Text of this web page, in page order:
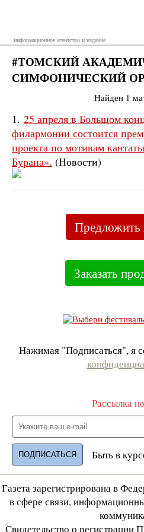
информационное агентство и издание
#ТОМСКИЙ
СИМФОНИЧЕСКИЙ
Найден 1
1. 25 апреля в Большом
филармонии состоится
проекта по мотивам
Бурана». (Новости)
Предложить
Заказать
Нажимая "Подписаться", я
Рассылка
Быть в
Газета зарегистрирована в
в сфере связи,
Свидетельство о